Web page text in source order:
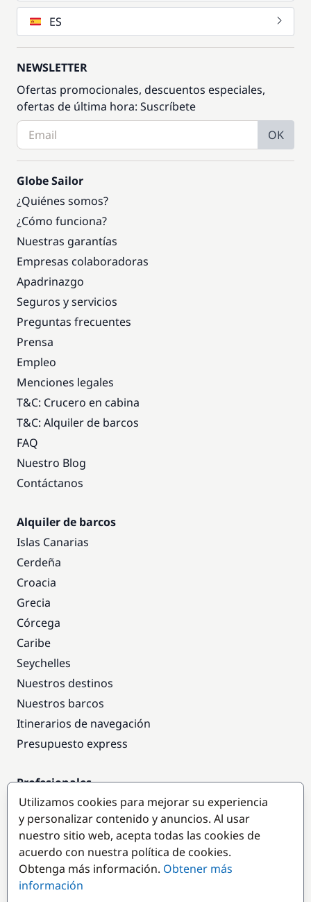
ES
NEWSLETTER
Ofertas promocionales, descuentos especiales,
ofertas de última hora: Suscríbete
OK
Globe Sailor
¿Quiénes somos?
¿Cómo funciona?
Nuestras garantías
Empresas colaboradoras
Apadrinazgo
Seguros y servicios
Preguntas frecuentes
Prensa
Empleo
Menciones legales
T&C: Crucero en cabina
T&C: Alquiler de barcos
FAQ
Nuestro Blog
Contáctanos
Alquiler de barcos
Islas Canarias
Cerdeña
Croacia
Grecia
Córcega
Caribe
Seychelles
Nuestros destinos
Nuestros barcos
Itinerarios de navegación
Presupuesto express
Profesionales
Acceso empresas
Colaborar como empresa
Destinos populares
Utilizamos cookies para mejorar su experiencia
y personalizar contenido y anuncios. Al usar
nuestro sitio web, acepta todas las cookies de
acuerdo con nuestra política de cookies.
Obtenga más información. Obtener más
información